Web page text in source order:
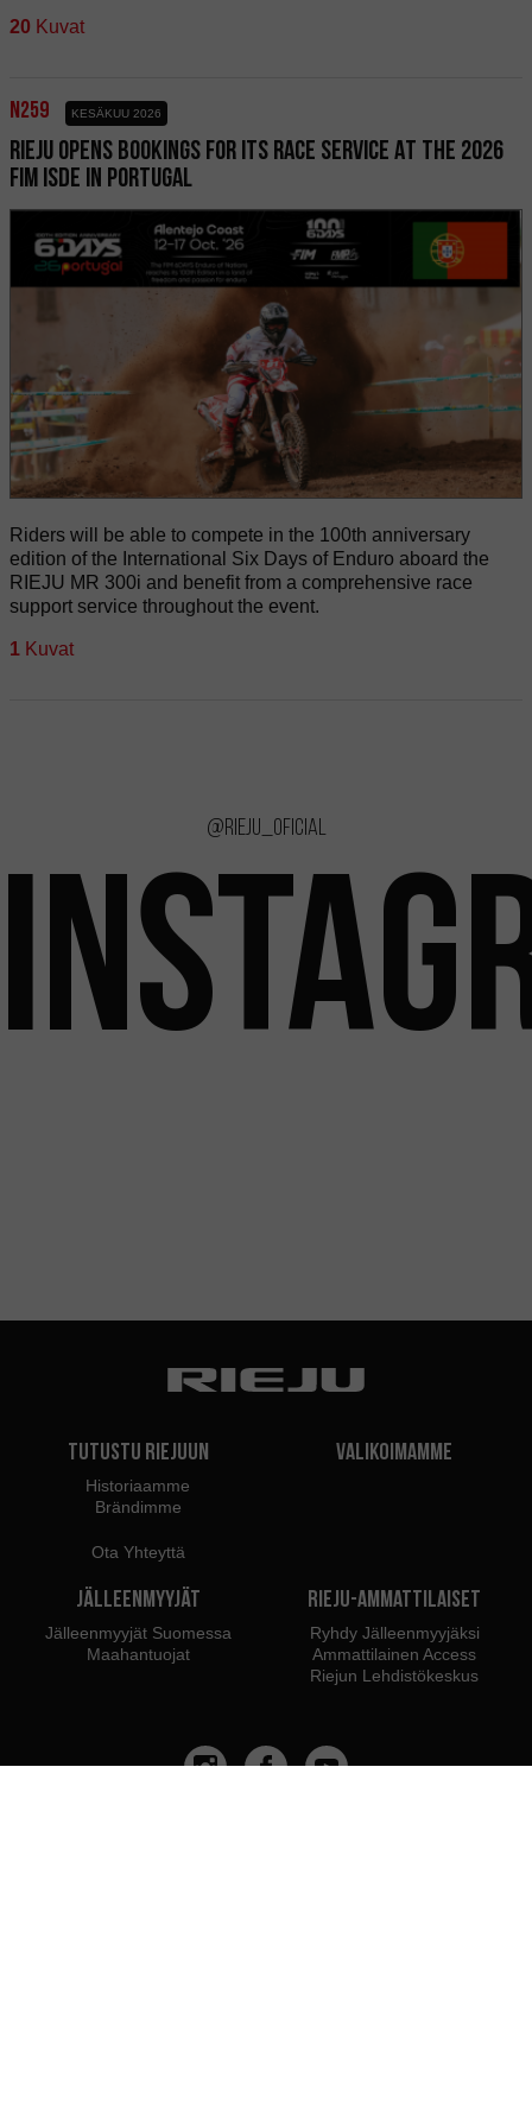
20 Kuvat
n259 KESÄKUU 2026
RIEJU OPENS BOOKINGS FOR ITS RACE SERVICE AT THE 2026
FIM ISDE IN PORTUGAL
Riders will be able to compete in the 100th anniversary
edition of the International Six Days of Enduro aboard the
RIEJU MR 300i and benefit from a comprehensive race
support service throughout the event.
1 Kuvat
@rieju_oficial
Tutustu Riejuun
Historiaamme
Brändimme
Ota Yhteyttä
Valikoimamme
Jälleenmyyjät
Jälleenmyyjät Suomessa
Maahantuojat
Rieju-ammattilaiset
Ryhdy Jälleenmyyjäksi
Ammattilainen Access
Riejun Lehdistökeskus